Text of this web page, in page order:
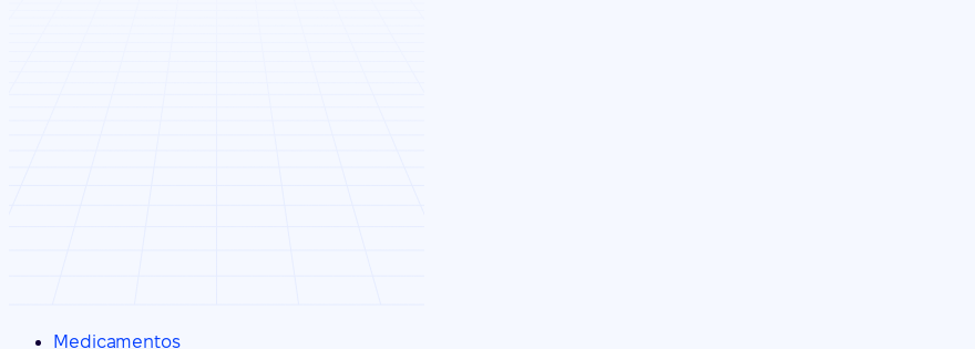
Medicamentos